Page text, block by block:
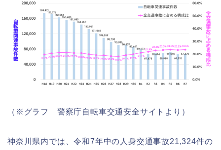
（※グラフ 警察庁自転車交通安全サイトより）
神奈川県内では、令和7年中の人身交通事故21,324件の